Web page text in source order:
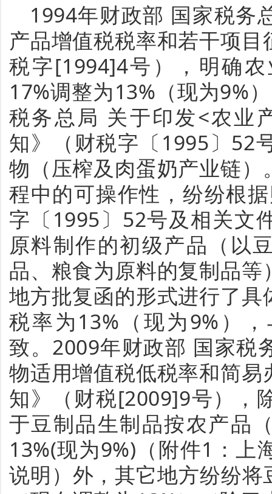
1994年财政部 国家税务
产品增值税税率和若干项
税字[1994]4号），明确
17%调整为13%（现为9%
税务总局 关于印发<农业
知》（财税字〔1995〕52
物（压榨及肉蛋奶产业链
程中的可操作性，纷纷根
字〔1995〕52号及相关文
原料制作的初级产品（以
品、粮食为原料的复制品
地方批复函的形式进行了
税率为13%（现为9%）
致。2009年财政部 国家税
物适用增值税低税率和简
知》（财税[2009]9号），
于豆制品生制品按农产品
13%(现为9%)（附件1：上
说明）外，其它地方纷纷